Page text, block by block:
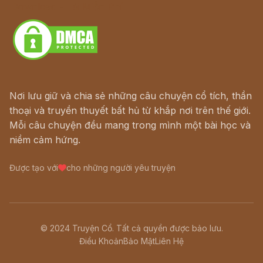
Nơi lưu giữ và chia sẻ những câu chuyện cổ tích, thần
thoại và truyền thuyết bất hủ từ khắp nơi trên thế giới.
Mỗi câu chuyện đều mang trong mình một bài học và
niềm cảm hứng.
Được tạo với cho những người yêu truyện
© 2024 Truyện Cổ. Tất cả quyền được bảo lưu.
Điều KhoảnBảo MậtLiên Hệ